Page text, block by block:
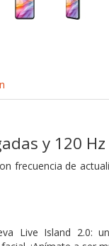
y 120 Hz
frecuencia de
Live Island 2.0: